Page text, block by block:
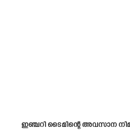
ഇഞ്ചറി ടൈമിന്റെ അവസാന